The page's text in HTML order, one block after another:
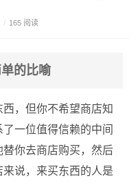
/ 165 阅读
的比喻
，但你不希望商店知
一位值得信赖的中间
你去商店购买，然后
说，来买东西的人是